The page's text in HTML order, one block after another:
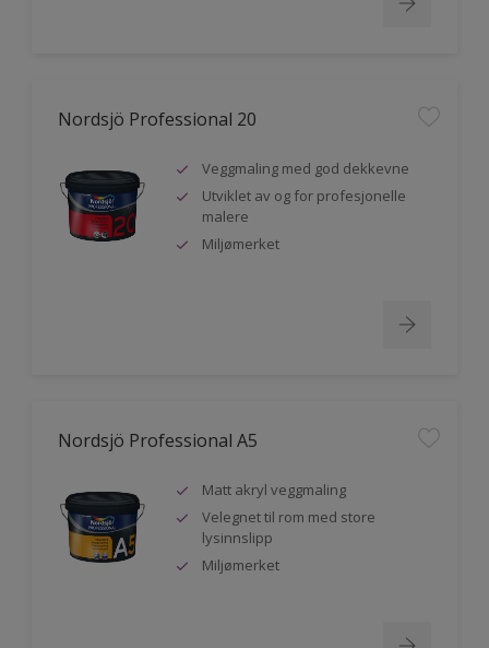
Nordsjö Professional 20
Veggmaling med god dekkevne
Utviklet av og for profesjonelle
malere
Miljømerket
Nordsjö Professional A5
Matt akryl veggmaling
Velegnet til rom med store
lysinnslipp
Miljømerket